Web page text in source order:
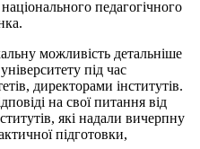
педагогічного
можливість детальніше
під час
директорами інститутів.
на свої питання від
які надали вичерпну
підготовки,